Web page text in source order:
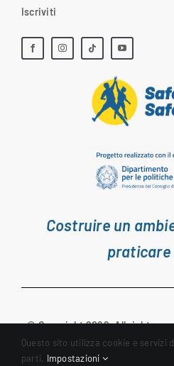
Iscriviti
Costruire un
© Copyright 2022. All rights
Questo sito utilizza cookie e servizi
parti. Impostazioni